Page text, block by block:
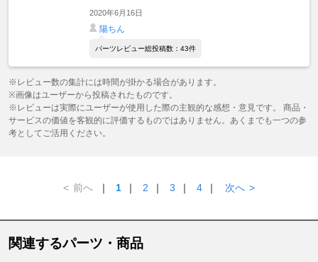
2020年6月16日
陽ちん
パーツレビュー総投稿数：43件
※レビュー数の集計には時間が掛かる場合があります。
※画像はユーザーから投稿されたものです。
※レビューは実際にユーザーが使用した際の主観的な感想・意見です。 商品・
サービスの価値を客観的に評価するものではありません。あくまでも一つの参
考としてご活用ください。
< 前へ ｜ 1 ｜ 2 ｜ 3 ｜ 4 ｜ 次へ >
関連するパーツ・商品